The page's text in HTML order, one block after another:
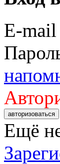
E-mail
авторизоваться
Ещё